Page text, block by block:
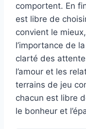
comportent. En
est libre de
convient le
l’importance de
clarté des
l’amour et les
terrains de jeu
chacun est libre
le bonheur et